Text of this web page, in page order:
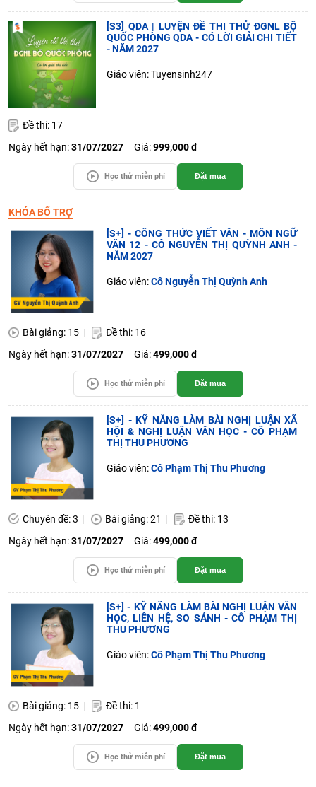
[S3] QDA | LUYỆN ĐỀ THI THỬ ĐGNL BỘ
QUỐC PHÒNG QDA - CÓ LỜI GIẢI CHI TIẾT
- NĂM 2027
Giáo viên: Tuyensinh247
Đề thi: 17
Ngày hết hạn:31/07/2027 Giá:999,000 đ
Học thử miễn phí Đặt mua
KHÓA BỔ TRỢ
[S+] - CÔNG THỨC VIẾT VĂN - MÔN NGỮ
VĂN 12 - CÔ NGUYỄN THỊ QUỲNH ANH -
NĂM 2027
Giáo viên:Cô Nguyễn Thị Quỳnh Anh
Bài giảng: 15
Đề thi: 16
Ngày hết hạn:31/07/2027 Giá:499,000 đ
Học thử miễn phí Đặt mua
[S+] - KỸ NĂNG LÀM BÀI NGHỊ LUẬN XÃ
HỘI & NGHỊ LUẬN VĂN HỌC - CÔ PHẠM
THỊ THU PHƯƠNG
Giáo viên:Cô Phạm Thị Thu Phương
Chuyên đề: 3 Bài giảng: 21
Đề thi: 13
Ngày hết hạn:31/07/2027 Giá:499,000 đ
Học thử miễn phí Đặt mua
[S+] - KỸ NĂNG LÀM BÀI NGHỊ LUẬN VĂN
HỌC, LIÊN HỆ, SO SÁNH - CÔ PHẠM THỊ
THU PHƯƠNG
Giáo viên:Cô Phạm Thị Thu Phương
Bài giảng: 15
Đề thi: 1
Ngày hết hạn:31/07/2027 Giá:499,000 đ
Học thử miễn phí Đặt mua